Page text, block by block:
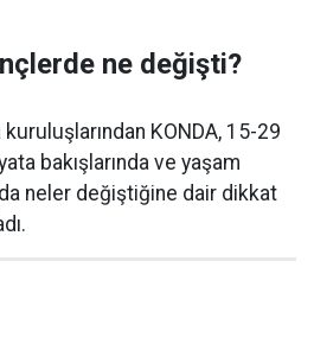
ne değişti?
KONDA, 15-29
bakışlarında ve yaşam
neler değiştiğine dair dikkat